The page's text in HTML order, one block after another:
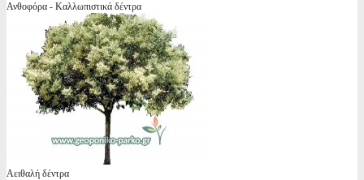
Ανθοφόρα - Καλλωπιστικά δέντρα
Αειθαλή δέντρα